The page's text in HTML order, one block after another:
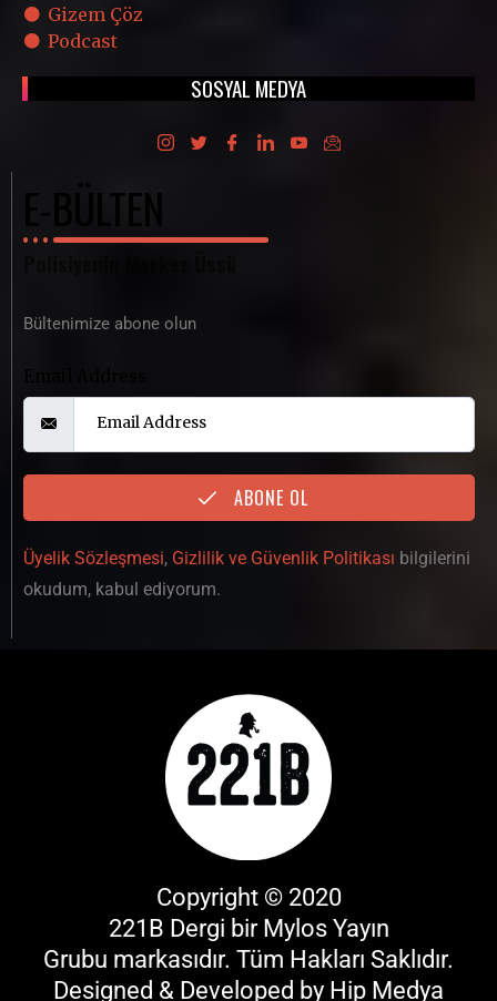
Gizem Çöz
Podcast
SOSYAL MEDYA
E-BÜLTEN
Bültenimize abone olun
ABONE OL
Üyelik Sözleşmesi, Gizlilik ve Güvenlik Politikası bilgilerini
okudum, kabul ediyorum.
Copyright © 2020
221B Dergi bir Mylos Yayın
Grubu markasıdır. Tüm Hakları Saklıdır.
Designed & Developed by Hip Medya